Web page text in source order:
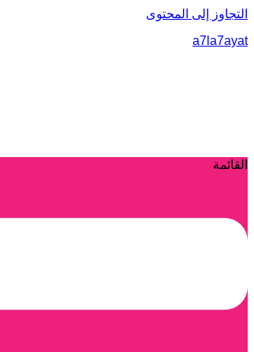
التجاوز إلى المحتوى
a7la7ayat
القائمة